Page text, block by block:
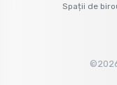
Spații de
©